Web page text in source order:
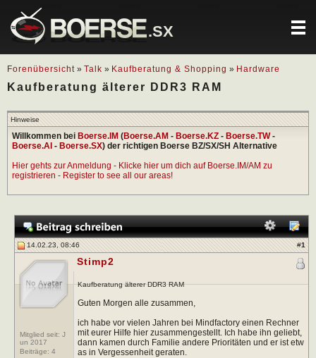
.SX
Forenübersicht » Talk » Kaufberatung & Shopping » Hardware
Kaufberatung älterer DDR3 RAM
Hinweise
Willkommen bei Boerse.IM (Boerse.AM - Boerse.KZ - Boerse.TW-
Boerse.AI - Boerse.SX) der richtigen Boerse BZ/SX/SH Alternative
Hier gehts zur Anmeldung - Klicke hier um dich auf Boerse.IM/AM zu
registrieren - Register to see all our areas!
14.02.23, 08:46 #1
Mitglied seit: J
un 2017
Beiträge: 4
Stimp2
Kaufberatung älterer DDR3 RAM
Guten Morgen alle zusammen,
ich habe vor vielen Jahren bei Mindfactory einen Rechner
mit eurer Hilfe hier zusammengestellt. Ich habe ihn geliebt,
dann kamen durch Familie andere Prioritäten und er ist etw
as in Vergessenheit geraten.